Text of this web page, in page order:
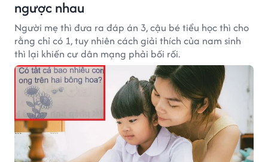
ngược nhau
Người mẹ thì đưa ra đáp án 3, cậu bé tiểu học thì cho
rằng chỉ có 1, tuy nhiên cách giải thích của nam sinh
thì lại khiến cư dân mạng phải bối rối.